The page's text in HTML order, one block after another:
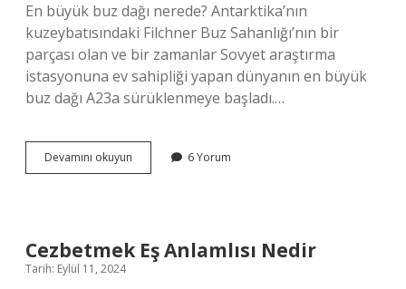
En büyük buz dağı nerede? Antarktika’nın
kuzeybatısındaki Filchner Buz Sahanlığı’nın bir
parçası olan ve bir zamanlar Sovyet araştırma
istasyonuna ev sahipliği yapan dünyanın en büyük
buz dağı A23a sürüklenmeye başladı.…
Devamını okuyun
Dağı
6 Yorum
Cezbetmek Eş Anlamlısı Nedir
Tarih: Eylül 11, 2024